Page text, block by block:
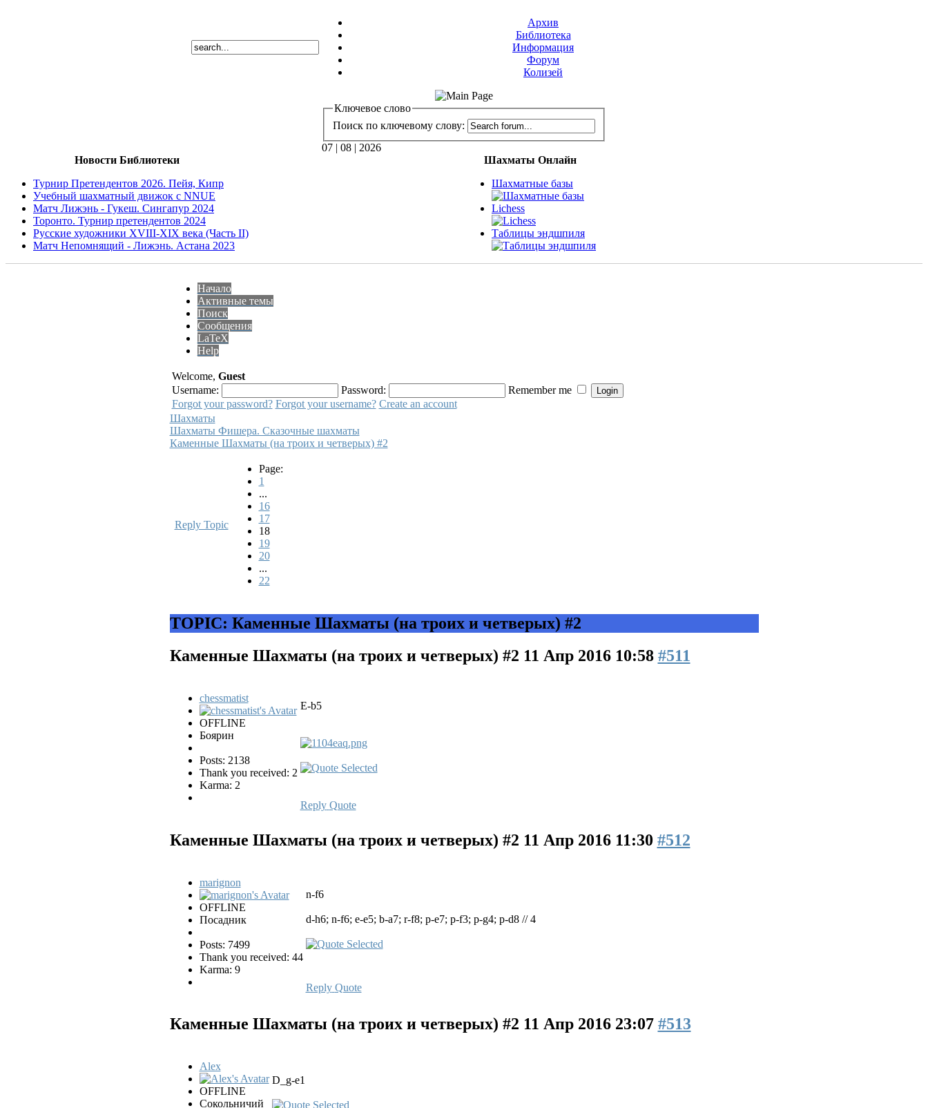
Архив
Библиотека
Информация
Форум
Колизей
Ключевое слово
Поиск по ключевому слову:
07 | 08 | 2026
Новости Библиотеки
Турнир Претендентов 2026. Пейя, Кипр
Учебный шахматный движок с NNUE
Матч Лижэнь - Гукеш. Сингапур 2024
Торонто. Турнир претендентов 2024
Русские художники XVIII-XIX века (Часть II)
Матч Непомнящий - Лижэнь. Астана 2023
Шахматы Онлайн
Шахматные базы
Lichess
Таблицы эндшпиля
Начало
Активные темы
Поиск
Сообщения
LaTeX
Help
Welcome, Guest
Username:
Password:
Remember me
Forgot your password? Forgot your username? Create an account
Шахматы
Шахматы Фишера. Сказочные шахматы
Каменные Шахматы (на троих и четверых) #2
Reply Topic
Page:
1
...
16
17
18
19
20
...
22
TOPIC: Каменные Шахматы (на троих и четверых) #2
Каменные Шахматы (на троих и четверых) #2 11 Апр 2016 10:58 #511
chessmatist
OFFLINE
Боярин
Posts: 2138
Thank you received: 2
Karma: 2
E-b5
Reply Quote
Каменные Шахматы (на троих и четверых) #2 11 Апр 2016 11:30 #512
marignon
OFFLINE
Посадник
Posts: 7499
Thank you received: 44
Karma: 9
n-f6
d-h6; n-f6; e-e5; b-a7; r-f8; p-e7; p-f3; p-g4; p-d8 // 4
Reply Quote
Каменные Шахматы (на троих и четверых) #2 11 Апр 2016 23:07 #513
Alex
OFFLINE
Сокольничий
D_g-e1